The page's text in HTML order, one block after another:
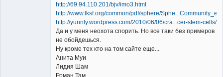
http://69.94.110.201/bjv/imo3.html
http://www.lksf.org/common/pdf/sphere/
http://yunnly.wordpress.com/2010/06/06/cra...cer-stem-cells/
Да и у меня неохота спорить. Но все таки без примеров
не обойдешься.
Ну кроме тех кто на том сайте еще...
Анита Муи
Лидия Шам
Роман Там